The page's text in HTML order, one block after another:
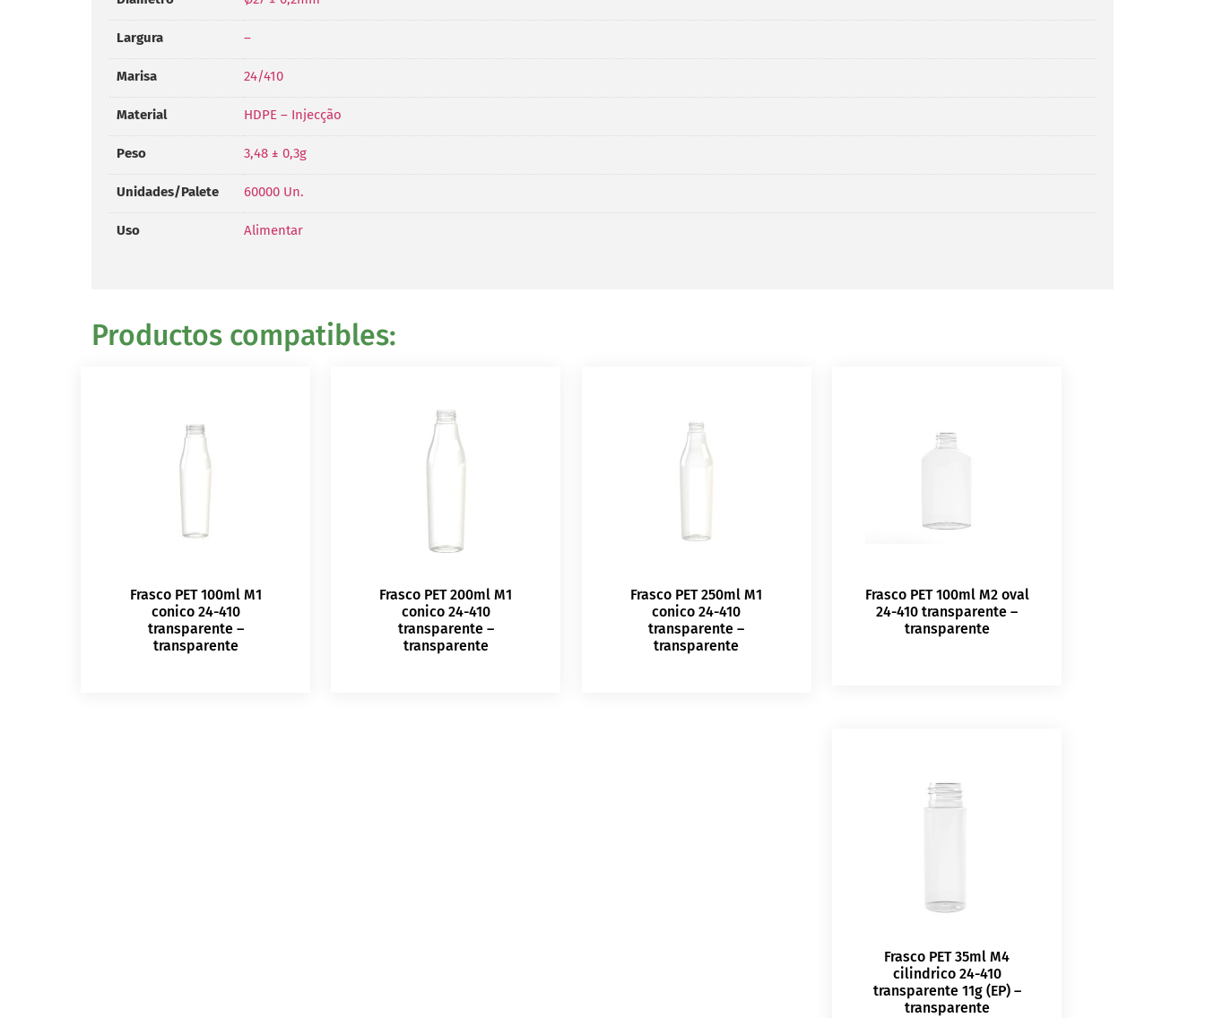
Largura –
Marisa 24/410
Material HDPE – Injecção
Peso 3,48 ± 0,3g
Unidades/Palete 60000 Un.
Uso Alimentar
Productos compatibles:
Frasco PET 100ml M1
conico 24-410
transparente –
transparente
Frasco PET 200ml M1
conico 24-410
transparente –
transparente
Frasco PET 250ml M1
conico 24-410
transparente –
transparente
Frasco PET 100ml M2 oval
24-410 transparente –
transparente
Frasco PET 35ml M4
cilindrico 24-410
transparente 11g (EP) –
transparente